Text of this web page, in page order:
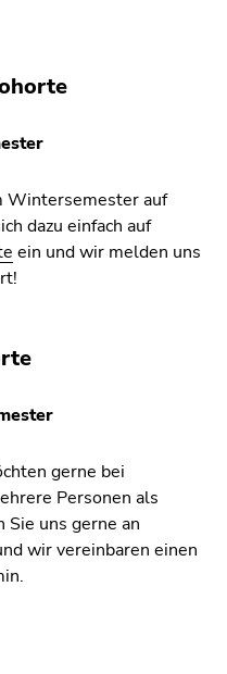
Wintersemester auf
dazu einfach auf
ein und wir melden uns
gerne bei
Personen als
Sie uns gerne an
wir vereinbaren einen